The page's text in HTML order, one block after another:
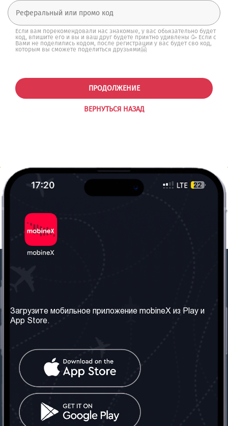
Если вам порекомендовали нас знакомые, у вас обьязательно будет
код, впишите его и вы и ваш друг будете приятно удивлены 🥳 Если с
Вами не поделились кодом, после регистрации у вас будет сво код,
которым вы сможете поделиться друзьями🤗
ВЕРНУТЬСЯ НАЗАД
ПРОДОЛЖЕНИЕ
Наши сервисы
Правила и Условия
Часто задаваемые
вопросы
Контакт
Грузия: Тбилиси
Телефон: +442030340050
Социальные сети
Загрузите мобильное приложение mobineX из Play и
App Store.